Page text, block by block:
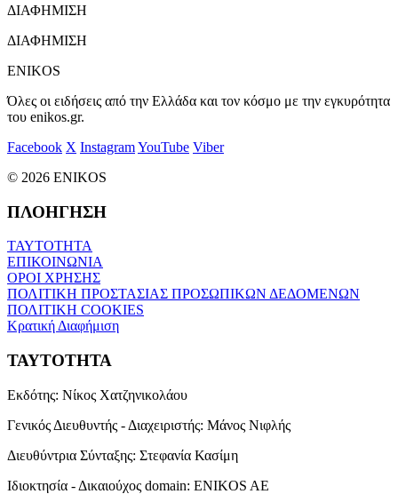
ΔΙΑΦΗΜΙΣΗ
ΔΙΑΦΗΜΙΣΗ
ENIKOS
Όλες οι ειδήσεις από την Ελλάδα και τον κόσμο με την εγκυρότητα
του enikos.gr.
Facebook X InstagramYouTube Viber
© 2026 ENIKOS
ΠΛΟΗΓΗΣΗ
ΤΑΥΤΟΤΗΤΑ
ΕΠΙΚΟΙΝΩΝΙΑ
ΟΡΟΙ ΧΡΗΣΗΣ
ΠΟΛΙΤΙΚΗ ΠΡΟΣΤΑΣΙΑΣ ΠΡΟΣΩΠΙΚΩΝ ΔΕΔΟΜΕΝΩΝ
ΠΟΛΙΤΙΚΗ COOKIES
Κρατική Διαφήμιση
ΤΑΥΤΟΤΗΤΑ
Εκδότης: Νίκος Χατζηνικολάου
Γενικός Διευθυντής - Διαχειριστής: Μάνος Νιφλής
Διευθύντρια Σύνταξης: Στεφανία Κασίμη
Ιδιοκτησία - Δικαιούχος domain: ENIKOS AE